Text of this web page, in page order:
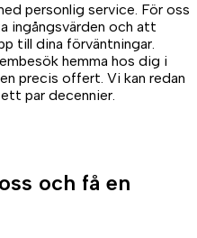
personlig service. För oss
ingångsvärden och att
till dina förväntningar.
hemma hos dig i
precis offert. Vi kan redan
par decennier.
och få en